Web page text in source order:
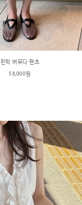
핀턱 버뮤다 팬츠
58,000원